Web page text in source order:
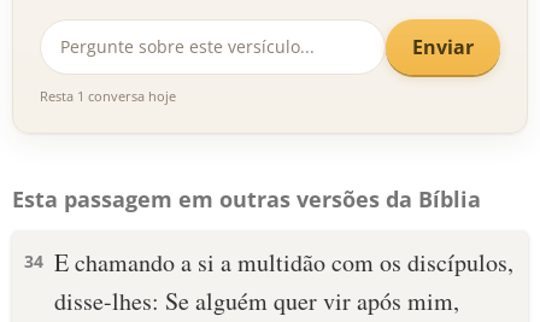
Enviar
Resta 1 conversa hoje
Esta passagem em outras versões da Bíblia
34 E chamando a si a multidão com os discípulos,
disse-lhes: Se alguém quer vir após mim,